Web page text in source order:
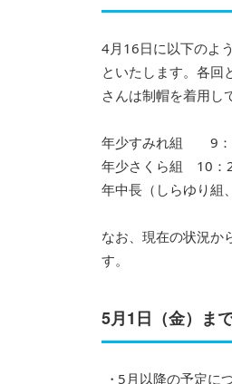
4月16日に以下のよ
といたします。各回
さんは制帽を着用し
年少すみれ組 9：
年少さくら組 10：
年中長（しらゆり組
なお、現在の状況か
す。
5月1日（金）ま
5月以降の予定に